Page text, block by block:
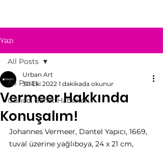
Yazı
All Posts
Güncel Sanat Haberleri
All Posts
Vermeer Hakkında
Konuşalım!
Urban Art
30 Eki 2022 1 dakikada okunur
Johannes Vermeer, Dantel Yapıcı, 1669,
tuval üzerine yağlıboya, 24 x 21 cm,